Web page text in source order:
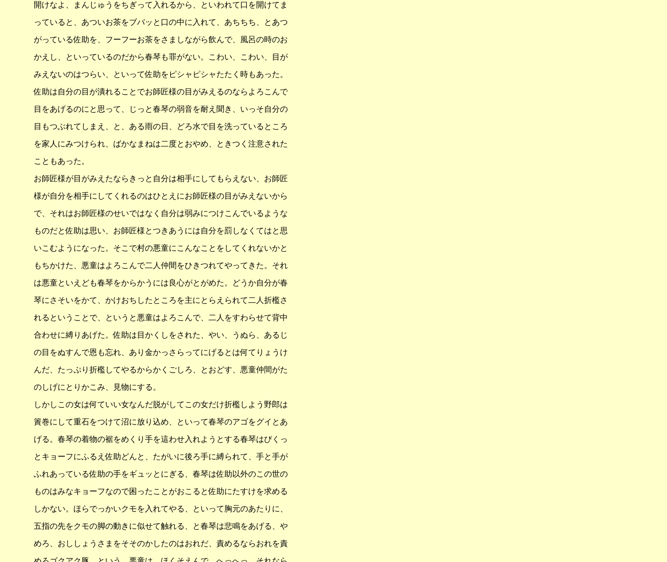
開けなよ、まんじゅうをちぎって入れるから、といわれて口を開けてま
っていると、あついお茶をブバッと口の中に入れて、あちちち、とあつ
がっている佐助を、フーフーお茶をさましながら飲んで、風呂の時のお
かえし、といっているのだから春琴も罪がない。こわい、こわい、目が
みえないのはつらい、といって佐助をピシャピシャたたく時もあった。
佐助は自分の目が潰れることでお師匠様の目がみえるのならよろこんで
目をあげるのにと思って、じっと春琴の弱音を耐え聞き、いっそ自分の
目もつぶれてしまえ、と、ある雨の日、どろ水で目を洗っているところ
を家人にみつけられ、ばかなまねは二度とおやめ、ときつく注意された
こともあった。
お師匠様が目がみえたならきっと自分は相手にしてもらえない、お師匠
様が自分を相手にしてくれるのはひとえにお師匠様の目がみえないから
で、それはお師匠様のせいではなく自分は弱みにつけこんでいるような
ものだと佐助は思い、お師匠様とつきあうには自分を罰しなくてはと思
いこむようになった。そこで村の悪童にこんなことをしてくれないかと
もちかけた、悪童はよろこんで二人仲間をひきつれてやってきた。それ
は悪童といえども春琴をからかうには良心がとがめた。どうか自分が春
琴にさそいをかて、かけおちしたところを主にとらえられて二人折檻さ
れるということで、というと悪童はよろこんで、二人をすわらせて背中
合わせに縛りあげた。佐助は目かくしをされた、やい、うぬら、あるじ
の目をぬすんで恩も忘れ、あり金かっさらってにげるとは何てりょうけ
んだ、たっぷり折檻してやるからかくごしろ、とおどす、悪童仲間がた
のしげにとりかこみ、見物にする。
しかしこの女は何ていい女なんだ脱がしてこの女だけ折檻しよう野郎は
簀巻にして重石をつけて沼に放り込め、といって春琴のアゴをグイとあ
げる。春琴の着物の裾をめくり手を這わせ入れようとする春琴はびくっ
とキョーフにふるえ佐助どんと、たがいに後ろ手に縛られて、手と手が
ふれあっている佐助の手をギュッとにぎる、春琴は佐助以外のこの世の
ものはみなキョーフなので困ったことがおこると佐助にたすけを求める
しかない。ほらでっかいクモを入れてやる、といって胸元のあたりに、
五指の先をクモの脚の動きに似せて触れる、と春琴は悲鳴をあげる、や
めろ、おししょうさまをそそのかしたのはおれだ、責めるならおれを責